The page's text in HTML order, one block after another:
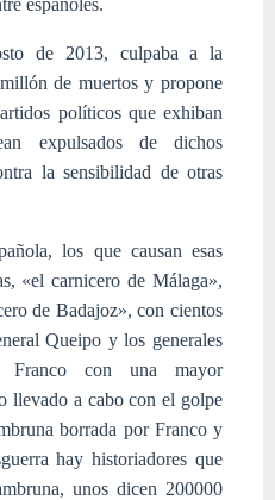
de 2013, culpaba a la
de muertos y propone
políticos que exhiban
expulsados de dichos
la sensibilidad de otras
los que causan esas
«el carnicero de Málaga»,
de Badajoz», con cientos
Queipo y los generales
Franco con una mayor
llevado a cabo con el golpe
borrada por Franco y
hay historiadores que
unos dicen 200000